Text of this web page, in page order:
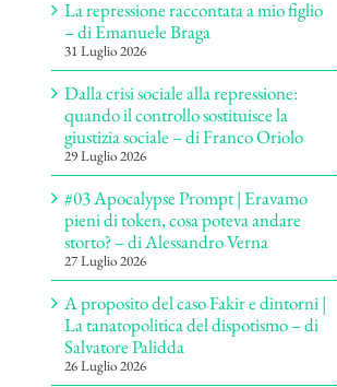
La repressione raccontata a mio figlio
– di Emanuele Braga
31 Luglio 2026
Dalla crisi sociale alla repressione:
quando il controllo sostituisce la
giustizia sociale – di Franco Oriolo
29 Luglio 2026
#03 Apocalypse Prompt | Eravamo
pieni di token, cosa poteva andare
storto? – di Alessandro Verna
27 Luglio 2026
A proposito del caso Fakir e dintorni |
La tanatopolitica del dispotismo – di
Salvatore Palidda
26 Luglio 2026